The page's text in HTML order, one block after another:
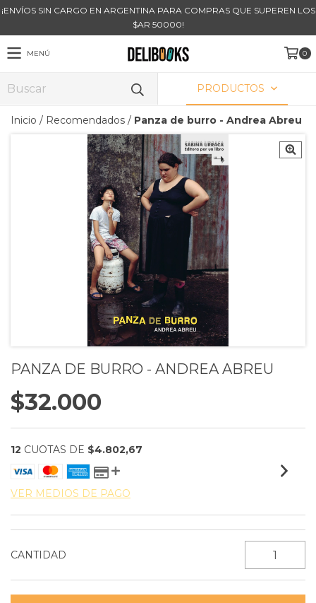
¡ENVÍOS SIN CARGO EN ARGENTINA PARA COMPRAS QUE SUPEREN LOS
$AR 50000!
MENÚ 0
PRODUCTOS
Inicio / Recomendados / Panza de burro - Andrea Abreu
PANZA DE BURRO - ANDREA ABREU
$32.000
12 CUOTAS DE $4.802,67
VER MEDIOS DE PAGO
CANTIDAD